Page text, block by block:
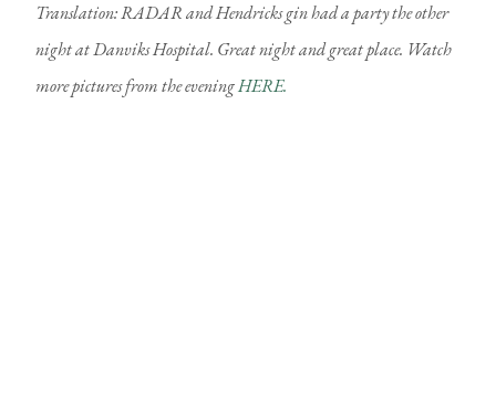
Translation: RADAR and Hendricks gin had a party the other
night at Danviks Hospital. Great night and great place. Watch
more pictures from the eveningHERE.